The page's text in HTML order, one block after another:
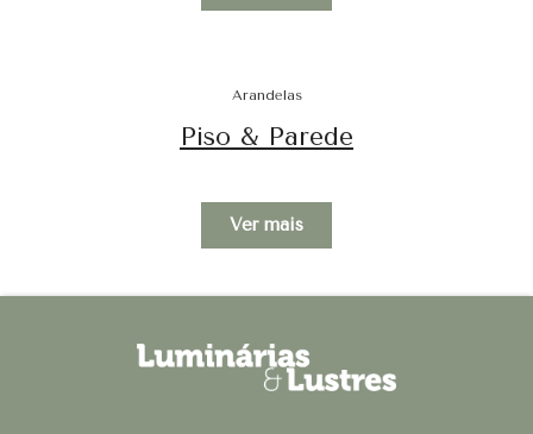
Arandelas
Piso & Parede
Ver mais